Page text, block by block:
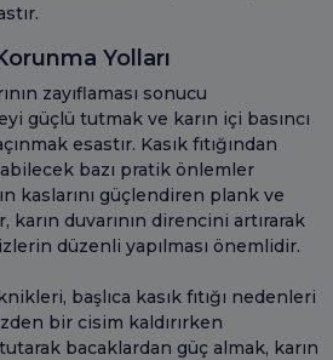
Yolları
zayıflaması sonucu
güçlü tutmak ve karın içi basıncı
esastır. Kasık fıtığından
bazı pratik önlemler
kaslarını güçlendiren plank ve
duvarının direncini artırarak
düzenli yapılması önemlidir.
başlıca kasık fıtığı nedenleri
bir cisim kaldırırken
bacaklardan güç almak, karın